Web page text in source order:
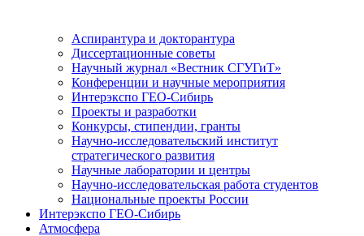
Аспирантура и докторантура
Диссертационные советы
Научный журнал «Вестник СГУГиТ»
Конференции и научные мероприятия
Интерэкспо ГЕО-Сибирь
Проекты и разработки
Конкурсы, стипендии, гранты
Научно-исследовательский институт
стратегического развития
Научные лаборатории и центры
Научно-исследовательская работа студентов
Национальные проекты России
Интерэкспо ГЕО-Сибирь
Атмосфера